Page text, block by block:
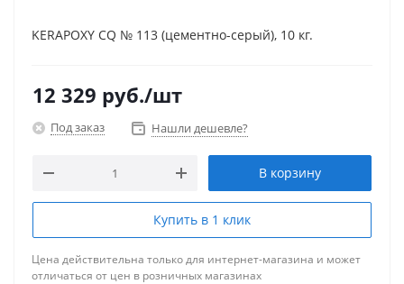
KERAPOXY CQ № 113 (цементно-серый), 10 кг.
12 329 руб./шт
Под заказ Нашли дешевле?
В корзину
Купить в 1 клик
Цена действительна только для интернет-магазина и может
отличаться от цен в розничных магазинах